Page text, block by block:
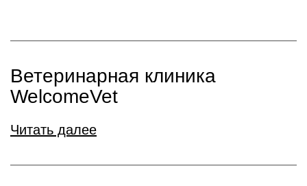
Ветеринарная клиника
WelcomeVet
Читать далее